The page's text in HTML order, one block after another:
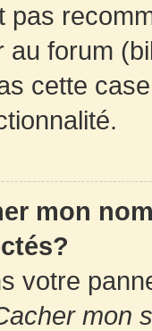
pas
au forum
cette
mon
votre
mon